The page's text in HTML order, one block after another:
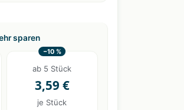
sparen
−10 %
ab 5 Stück
3,59 €
je Stück